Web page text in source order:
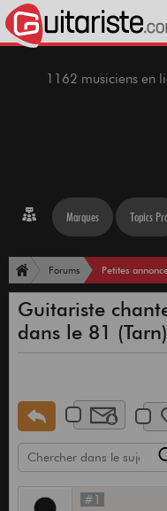
1162 musiciens en
Marques Topics
Forums Petites
Guitariste
dans le 81
#1